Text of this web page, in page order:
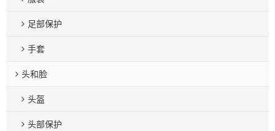
足部保护
手套
头和脸
头盔
头部保护